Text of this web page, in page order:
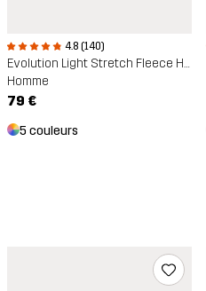
4.8 (140)
Evolution Light Stretch Fleece Hoodie
Homme
79 €
5 couleurs